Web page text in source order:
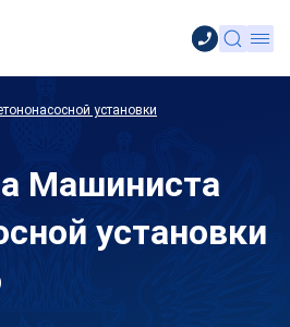
установки
Машиниста
установки